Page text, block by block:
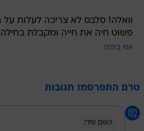
וואלה! סלבס לא צריכה לעלות על
פשוט חיה את חייה ומקבלת
אסי בוזגלו
טרם התפרסמו תגובות